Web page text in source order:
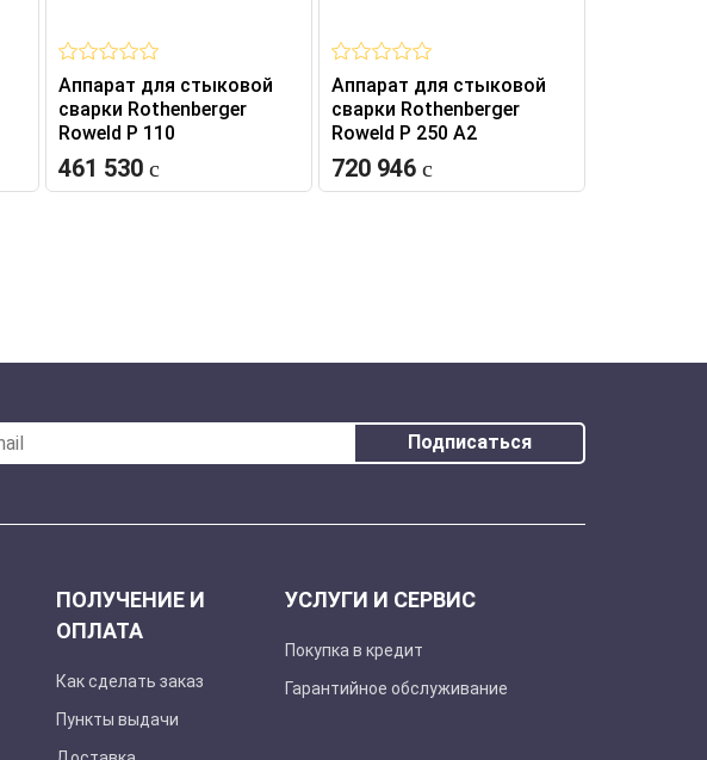
Аппарат для стыковой
сварки Rothenberger
Roweld P 110
461 530
Аппарат для стыковой
сварки Rothenberger
Roweld P 250 A2
720 946
Подписаться
ПОЛУЧЕНИЕ И
ОПЛАТА
Как сделать заказ
Пункты выдачи
УСЛУГИ И СЕРВИС
Покупка в кредит
Гарантийное обслуживание